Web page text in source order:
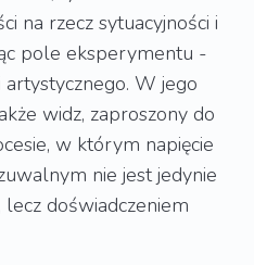
na rzecz sytuacyjności i
pole eksperymentu -
W jego
widz, zaproszony do
w którym napięcie
nie jest jedynie
doświadczeniem